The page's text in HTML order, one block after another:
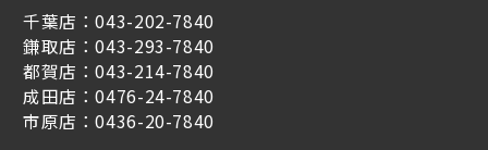
千葉店：043-202-7840
鎌取店：043-293-7840
都賀店：043-214-7840
成田店：0476-24-7840
市原店：0436-20-7840